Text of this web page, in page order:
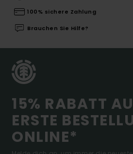
100% sichere Zahlung
Brauchen Sie Hilfe?
15% RABATT
ERSTE
ONLINE*